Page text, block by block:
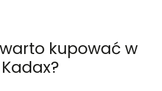
kupować w
Kadax?